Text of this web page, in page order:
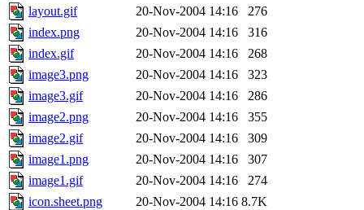
layout.gif
20-Nov-2004 14:16
276
index.png
20-Nov-2004 14:16
316
index.gif
20-Nov-2004 14:16
268
image3.png
20-Nov-2004 14:16
323
image3.gif
20-Nov-2004 14:16
286
image2.png
20-Nov-2004 14:16
355
image2.gif
20-Nov-2004 14:16
309
image1.png
20-Nov-2004 14:16
307
image1.gif
20-Nov-2004 14:16
274
icon.sheet.png
20-Nov-2004 14:16 8.7K